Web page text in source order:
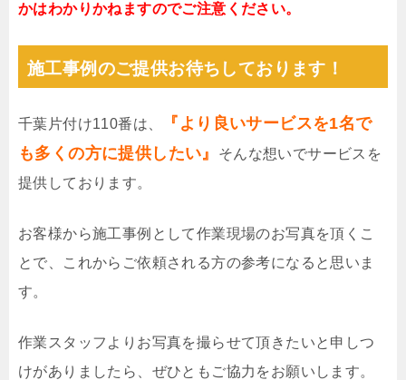
かはわかりかねますのでご注意ください。
施工事例のご提供お待ちしております！
千葉片付け110番は、
『より良いサービスを1名で
も多くの方に提供したい』
そんな想いでサービスを
提供しております。
お客様から施工事例として作業現場のお写真を頂くこ
とで、これからご依頼される方の参考になると思いま
す。
作業スタッフよりお写真を撮らせて頂きたいと申しつ
けがありましたら、ぜひともご協力をお願いします。